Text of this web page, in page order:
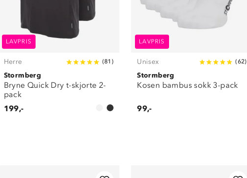
LAVPRIS
Herre (81 )
Stormberg
Bryne Quick Dry t-skjorte 2-
pack
199,-
LAVPRIS
Unisex (62)
Stormberg
Kosen bambus sokk 3-pack
99,-